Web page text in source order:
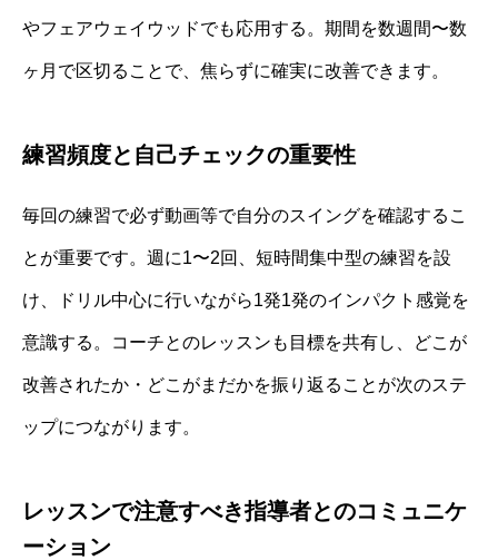
やフェアウェイウッドでも応用する。期間を数週間〜数
ヶ月で区切ることで、焦らずに確実に改善できます。
練習頻度と自己チェックの重要性
毎回の練習で必ず動画等で自分のスイングを確認するこ
とが重要です。週に1〜2回、短時間集中型の練習を設
け、ドリル中心に行いながら1発1発のインパクト感覚を
意識する。コーチとのレッスンも目標を共有し、どこが
改善されたか・どこがまだかを振り返ることが次のステ
ップにつながります。
レッスンで注意すべき指導者とのコミュニケ
ーション